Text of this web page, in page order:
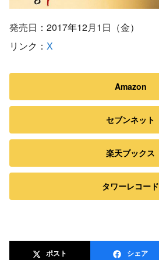
発売日：2017年12月1日（金）
リンク： X
Amazon
セブンネット
楽天ブックス
タワーレコード
ポスト シェア